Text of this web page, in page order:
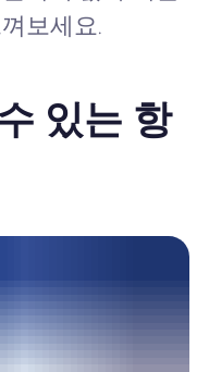
보세요.
있는 항